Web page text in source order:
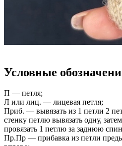
Условные
П — петля;
Л или лиц. — лицевая петля;
Приб. — вывязать из 1 петли 2
стенку петлю вывязать одну,
провязать 1 петлю за заднюю
Пр.Пр — прибавка из петли